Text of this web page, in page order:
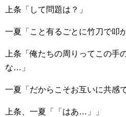
上条「して問題は？」
一夏「こと有るごとに竹刀で叩
上条「俺たちの周りってこの手
な…」
一夏「だからこそお互いに共感
上条、一夏「「はあ…」」